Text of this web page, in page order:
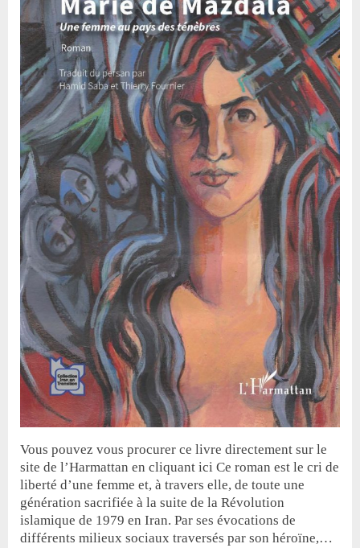
Vous pouvez vous procurer ce livre directement sur le
site de l’Harmattan en cliquant ici Ce roman est le cri de
liberté d’une femme et, à travers elle, de toute une
génération sacrifiée à la suite de la Révolution
islamique de 1979 en Iran. Par ses évocations de
différents milieux sociaux traversés par son héroïne,…